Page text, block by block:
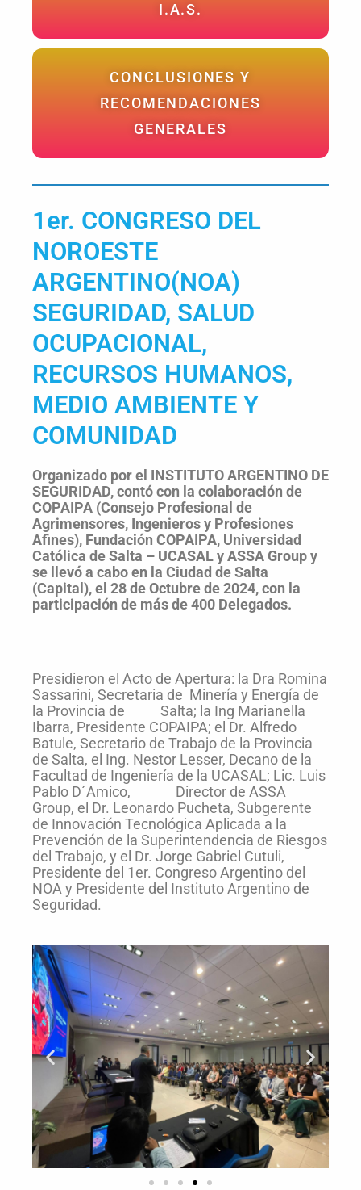
I.A.S.
CONCLUSIONES Y
RECOMENDACIONES
GENERALES
1er. CONGRESO DEL
NOROESTE
ARGENTINO(NOA)
SEGURIDAD, SALUD
OCUPACIONAL,
RECURSOS HUMANOS,
MEDIO AMBIENTE Y
COMUNIDAD
Organizado por el INSTITUTO ARGENTINO DE
SEGURIDAD, contó con la colaboración de
COPAIPA (Consejo Profesional de
Agrimensores, Ingenieros y Profesiones
Afines), Fundación COPAIPA, Universidad
Católica de Salta – UCASAL y ASSA Group y
se llevó a cabo en la Ciudad de Salta
(Capital), el 28 de Octubre de 2024, con la
participación de más de 400 Delegados.
Presidieron el Acto de Apertura: la Dra Romina
Sassarini, Secretaria de Minería y Energía de
la Provincia de Salta; la Ing Marianella
Ibarra, Presidente COPAIPA; el Dr. Alfredo
Batule, Secretario de Trabajo de la Provincia
de Salta, el Ing. Nestor Lesser, Decano de la
Facultad de Ingeniería de la UCASAL; Lic. Luis
Pablo D´Amico, Director de ASSA
Group, el Dr. Leonardo Pucheta, Subgerente
de Innovación Tecnológica Aplicada a la
Prevención de la Superintendencia de Riesgos
del Trabajo, y el Dr. Jorge Gabriel Cutuli,
Presidente del 1er. Congreso Argentino del
NOA y Presidente del Instituto Argentino de
Seguridad.